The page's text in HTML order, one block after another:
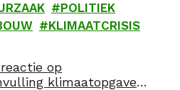
POLITIEK
KLIMAATCRISIS
op
klimaatopgave